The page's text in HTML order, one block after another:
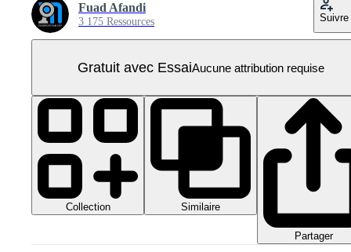
Fuad Afandi
3 175 Ressources Suivre
Gratuit avec EssaiAucune attribution requise
Collection Similaire
Partager